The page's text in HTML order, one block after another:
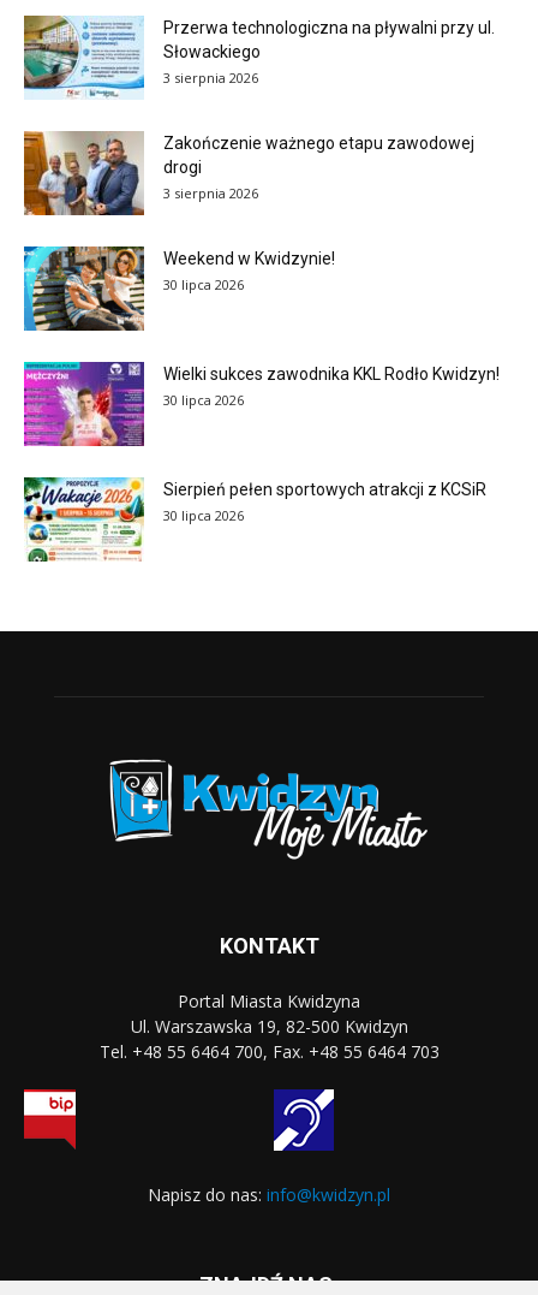
Przerwa technologiczna na pływalni przy ul.
Słowackiego
3 sierpnia 2026
Zakończenie ważnego etapu zawodowej
drogi
3 sierpnia 2026
Weekend w Kwidzynie!
30 lipca 2026
Wielki sukces zawodnika KKL Rodło Kwidzyn!
30 lipca 2026
Sierpień pełen sportowych atrakcji z KCSiR
30 lipca 2026
KONTAKT
Portal Miasta Kwidzyna
Ul. Warszawska 19, 82-500 Kwidzyn
Tel. +48 55 6464 700, Fax. +48 55 6464 703
Napisz do nas: info@kwidzyn.pl
ZNAJDŹ NAS: